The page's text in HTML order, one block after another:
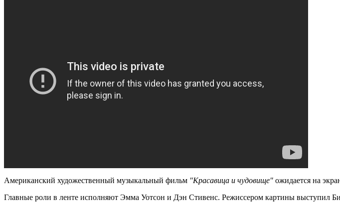
Американский художественный музыкальный фильм "Красавица и чудовище" ожидается на
Главные роли в ленте исполняют Эмма Уотсон и Дэн Стивенс. Режиссером картины выступил